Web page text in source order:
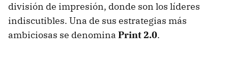
división de impresión, donde son los líderes
indiscutibles. Una de sus estrategias más
ambiciosas se denomina Print 2.0.